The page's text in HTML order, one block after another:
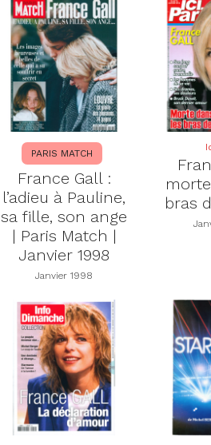
PARIS MATCH
France Gall :
l’adieu à Pauline,
sa fille, son ange
| Paris Match |
Janvier 1998
Janvier 1998
bras